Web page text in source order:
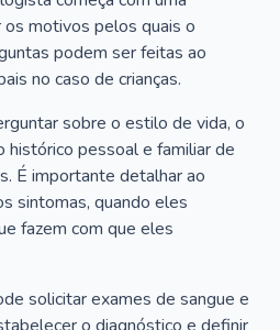
motivos pelos quais o
podem ser feitas ao
no caso de crianças.
sobre o estilo de vida, o
pessoal e familiar de
É importante detalhar ao
sintomas, quando eles
fazem com que eles
solicitar exames de sangue e